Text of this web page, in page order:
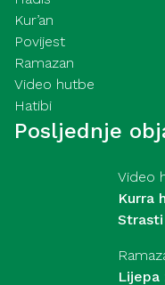
Kur’an
Povijest
Ramazan
Video hutbe
Hatibi
Posljednje
Video
Kurra
Strasti
Lijepa